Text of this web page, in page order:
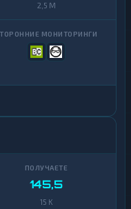
2,5 M
145,5
15 K